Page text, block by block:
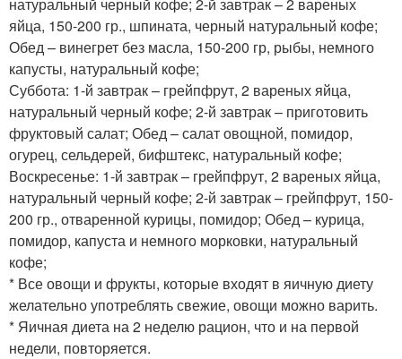
яйца, 150-200 гр., шпината, черный натуральный кофе;
Обед – винегрет без масла, 150-200 гр, рыбы, немного
капусты, натуральный кофе;
Суббота: 1-й завтрак – грейпфрут, 2 вареных яйца,
натуральный черный кофе; 2-й завтрак – приготовить
фруктовый салат; Обед – салат овощной, помидор,
огурец, сельдерей, бифштекс, натуральный кофе;
Воскресенье: 1-й завтрак – грейпфрут, 2 вареных яйца,
натуральный черный кофе; 2-й завтрак – грейпфрут, 150-
200 гр., отваренной курицы, помидор; Обед – курица,
помидор, капуста и немного морковки, натуральный
кофе;
* Все овощи и фрукты, которые входят в яичную диету
желательно употреблять свежие, овощи можно варить.
* Яичная диета на 2 неделю рацион, что и на первой
недели, повторяется.